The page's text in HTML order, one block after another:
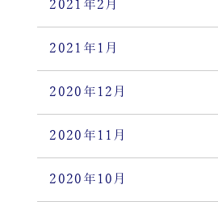
2021年2月
2021年1月
2020年12月
2020年11月
2020年10月